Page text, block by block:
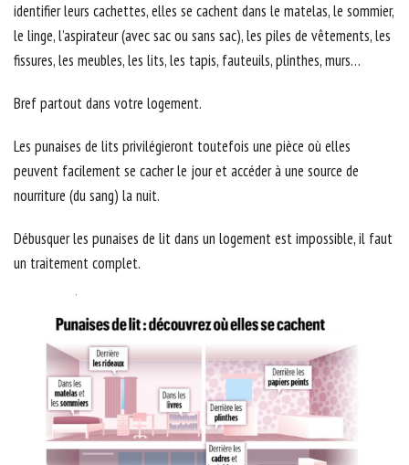
identifier leurs cachettes, elles se cachent dans le matelas, le sommier,
le linge, l’aspirateur (avec sac ou sans sac), les piles de vêtements, les
fissures, les meubles, les lits, les tapis, fauteuils, plinthes, murs…
Bref partout dans votre logement.
Les punaises de lits privilégieront toutefois une pièce où elles
peuvent facilement se cacher le jour et accéder à une source de
nourriture (du sang) la nuit.
Débusquer les punaises de lit dans un logement est impossible, il faut
un traitement complet.